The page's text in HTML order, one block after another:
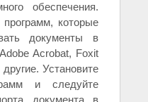
обеспечения.
которые
документы в
Acrobat, Foxit
Установите
и следуйте